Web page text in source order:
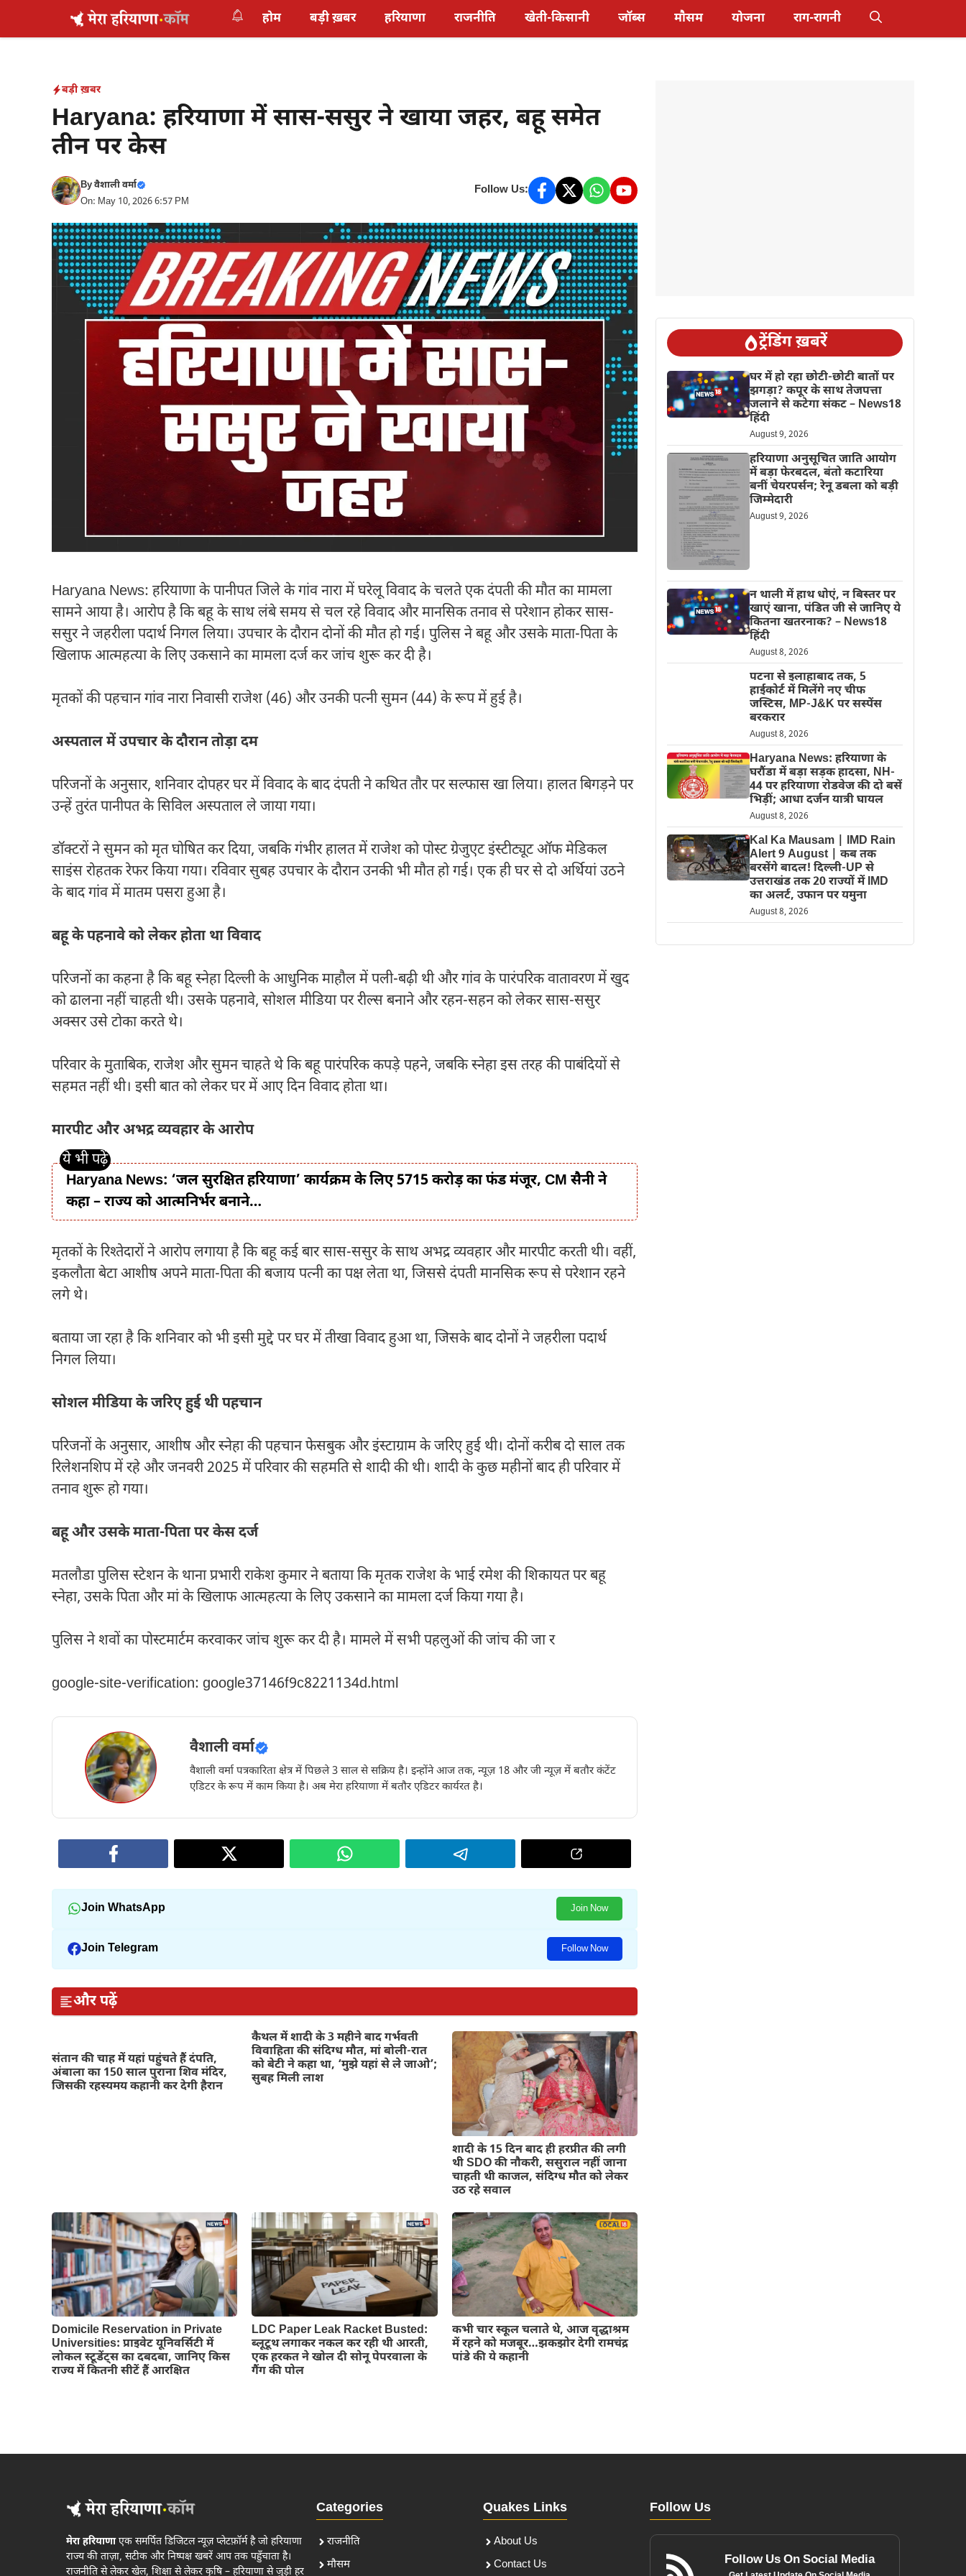
होम बड़ी ख़बर हरियाणा राजनीति खेती-किसानी जॉब्स मौसम योजना राग-रागनी
बड़ी ख़बर
Haryana: हरियाणा में सास-ससुर ने खाया जहर, बहू समेत
तीन पर केस
Byवैशाली वर्मा
On: May 10, 2026 6:57 PM
Follow Us:
Haryana News: हरियाणा के पानीपत जिले के गांव नारा में घरेलू विवाद के चलते एक दंपती की मौत का मामला
सामने आया है। आरोप है कि बहू के साथ लंबे समय से चल रहे विवाद और मानसिक तनाव से परेशान होकर सास-
ससुर ने जहरीला पदार्थ निगल लिया। उपचार के दौरान दोनों की मौत हो गई। पुलिस ने बहू और उसके माता-पिता के
खिलाफ आत्महत्या के लिए उकसाने का मामला दर्ज कर जांच शुरू कर दी है।
मृतकों की पहचान गांव नारा निवासी राजेश (46) और उनकी पत्नी सुमन (44) के रूप में हुई है।
अस्पताल में उपचार के दौरान तोड़ा दम
परिजनों के अनुसार, शनिवार दोपहर घर में विवाद के बाद दंपती ने कथित तौर पर सल्फास खा लिया। हालत बिगड़ने पर
उन्हें तुरंत पानीपत के सिविल अस्पताल ले जाया गया।
डॉक्टरों ने सुमन को मृत घोषित कर दिया, जबकि गंभीर हालत में राजेश को पोस्ट ग्रेजुएट इंस्टीट्यूट ऑफ मेडिकल
साइंस रोहतक रेफर किया गया। रविवार सुबह उपचार के दौरान उनकी भी मौत हो गई। एक ही घर से दो अर्थियां उठने
के बाद गांव में मातम पसरा हुआ है।
बहू के पहनावे को लेकर होता था विवाद
परिजनों का कहना है कि बहू स्नेहा दिल्ली के आधुनिक माहौल में पली-बढ़ी थी और गांव के पारंपरिक वातावरण में खुद
को ढालना नहीं चाहती थी। उसके पहनावे, सोशल मीडिया पर रील्स बनाने और रहन-सहन को लेकर सास-ससुर
अक्सर उसे टोका करते थे।
परिवार के मुताबिक, राजेश और सुमन चाहते थे कि बहू पारंपरिक कपड़े पहने, जबकि स्नेहा इस तरह की पाबंदियों से
सहमत नहीं थी। इसी बात को लेकर घर में आए दिन विवाद होता था।
मारपीट और अभद्र व्यवहार के आरोप
Haryana News: ‘जल सुरक्षित हरियाणा’ कार्यक्रम के लिए 5715 करोड़ का फंड मंजूर, CM सैनी ने
कहा – राज्य को आत्मनिर्भर बनाने…
मृतकों के रिश्तेदारों ने आरोप लगाया है कि बहू कई बार सास-ससुर के साथ अभद्र व्यवहार और मारपीट करती थी। वहीं,
इकलौता बेटा आशीष अपने माता-पिता की बजाय पत्नी का पक्ष लेता था, जिससे दंपती मानसिक रूप से परेशान रहने
लगे थे।
बताया जा रहा है कि शनिवार को भी इसी मुद्दे पर घर में तीखा विवाद हुआ था, जिसके बाद दोनों ने जहरीला पदार्थ
निगल लिया।
सोशल मीडिया के जरिए हुई थी पहचान
परिजनों के अनुसार, आशीष और स्नेहा की पहचान फेसबुक और इंस्टाग्राम के जरिए हुई थी। दोनों करीब दो साल तक
रिलेशनशिप में रहे और जनवरी 2025 में परिवार की सहमति से शादी की थी। शादी के कुछ महीनों बाद ही परिवार में
तनाव शुरू हो गया।
बहू और उसके माता-पिता पर केस दर्ज
मतलौडा पुलिस स्टेशन के थाना प्रभारी राकेश कुमार ने बताया कि मृतक राजेश के भाई रमेश की शिकायत पर बहू
स्नेहा, उसके पिता और मां के खिलाफ आत्महत्या के लिए उकसाने का मामला दर्ज किया गया है।
पुलिस ने शवों का पोस्टमार्टम करवाकर जांच शुरू कर दी है। मामले में सभी पहलुओं की जांच की जा र
google-site-verification: google37146f9c8221134d.html
वैशाली वर्मा
वैशाली वर्मा पत्रकारिता क्षेत्र में पिछले 3 साल से सक्रिय है। इन्होंने आज तक, न्यूज़ 18 और जी न्यूज़ में बतौर कंटेंट
एडिटर के रूप में काम किया है। अब मेरा हरियाणा में बतौर एडिटर कार्यरत है।
Join WhatsApp Join Now
Join Telegram Follow Now
और पढ़ें
संतान की चाह में यहां पहुंचते हैं दंपति,
अंबाला का 150 साल पुराना शिव मंदिर,
जिसकी रहस्यमय कहानी कर देगी हैरान
कैथल में शादी के 3 महीने बाद गर्भवती
विवाहिता की संदिग्ध मौत, मां बोली-रात
को बेटी ने कहा था, ‘मुझे यहां से ले जाओ’;
सुबह मिली लाश
शादी के 15 दिन बाद ही हरप्रीत की लगी
थी SDO की नौकरी, ससुराल नहीं जाना
चाहती थी काजल, संदिग्ध मौत को लेकर
उठ रहे सवाल
Domicile Reservation in Private
Universities: प्राइवेट यूनिवर्सिटी में
लोकल स्टूडेंट्स का दबदबा, जानिए किस
राज्य में कितनी सीटें हैं आरक्षित
LDC Paper Leak Racket Busted:
ब्लूटूथ लगाकर नकल कर रही थी आरती,
एक हरकत ने खोल दी सोनू पेपरवाला के
गैंग की पोल
कभी चार स्कूल चलाते थे, आज वृद्धाश्रम
में रहने को मजबूर…झकझोर देगी रामचंद्र
पांडे की ये कहानी
ट्रेंडिंग ख़बरें
घर में हो रहा छोटी-छोटी बातों पर
झगड़ा? कपूर के साथ तेजपत्ता
जलाने से कटेगा संकट – News18
हिंदी
August 9, 2026
हरियाणा अनुसूचित जाति आयोग
में बड़ा फेरबदल, बंतो कटारिया
बनीं चेयरपर्सन; रेनू डबला को बड़ी
जिम्मेदारी
August 9, 2026
न थाली में हाथ धोएं, न बिस्तर पर
खाएं खाना, पंडित जी से जानिए ये
कितना खतरनाक? – News18
हिंदी
August 8, 2026
पटना से इलाहाबाद तक, 5
हाईकोर्ट में मिलेंगे नए चीफ
जस्टिस, MP-J&K पर सस्पेंस
बरकरार
August 8, 2026
Haryana News: हरियाणा के
घरौंडा में बड़ा सड़क हादसा, NH-
44 पर हरियाणा रोडवेज की दो बसें
भिड़ीं; आधा दर्जन यात्री घायल
August 8, 2026
Kal Ka Mausam | IMD Rain
Alert 9 August | कब तक
बरसेंगे बादल! दिल्ली-UP से
उत्तराखंड तक 20 राज्यों में IMD
का अलर्ट, उफान पर यमुना
August 8, 2026
मेरा हरियाणाएक समर्पित डिजिटल न्यूज़ प्लेटफ़ॉर्म है जो हरियाणा
राज्य की ताज़ा, सटीक और निष्पक्ष खबरें आप तक पहुँचाता है।
राजनीति से लेकर खेल, शिक्षा से लेकर कृषि – हरियाणा से जुड़ी हर
Categories
राजनीति
मौसम
Quakes Links
About Us
Contact Us
Follow Us
Follow Us On Social Media